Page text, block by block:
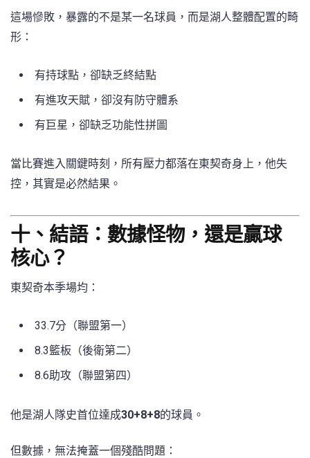
這場慘敗，暴露的不是某一名球員，而是湖人整體配置的畸
形：
有持球點，卻缺乏終結點
有進攻天賦，卻沒有防守體系
有巨星，卻缺乏功能性拼圖
當比賽進入關鍵時刻，所有壓力都落在東契奇身上，他失
控，其實是必然結果。
十、結語：數據怪物，還是贏球
核心？
東契奇本季場均：
33.7分（聯盟第一）
8.3籃板（後衛第二）
8.6助攻（聯盟第四）
他是湖人隊史首位達成30+8+8的球員。
但數據，無法掩蓋一個殘酷問題：